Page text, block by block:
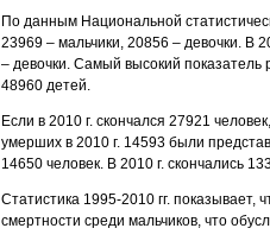
По данным Национальной
23969 – мальчики, 20856 – девочки. В
– девочки. Самый высокий
48960 детей.
Если в 2010 г. скончался 27921
умерших в 2010 г. 14593 были
14650 человек. В 2010 г. скончались
Статистика 1995-2010 гг. показывает,
смертности среди мальчиков, что